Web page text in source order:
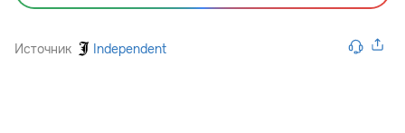
Источник Independent